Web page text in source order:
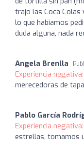
trajo las Coca
lo que habíamos
duda alguna, nada
Angela Brenlla
Experiencia negativa:
merecedoras de
Pablo García
Experiencia negativa:
estrellas, tomamos